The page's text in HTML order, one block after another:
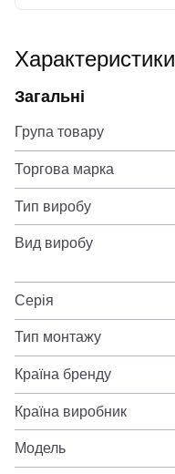
Характеристики
Загальні
Група товару
Торгова марка
Тип виробу
Вид виробу
Серія
Тип монтажу
Країна бренду
Країна виробник
Модель